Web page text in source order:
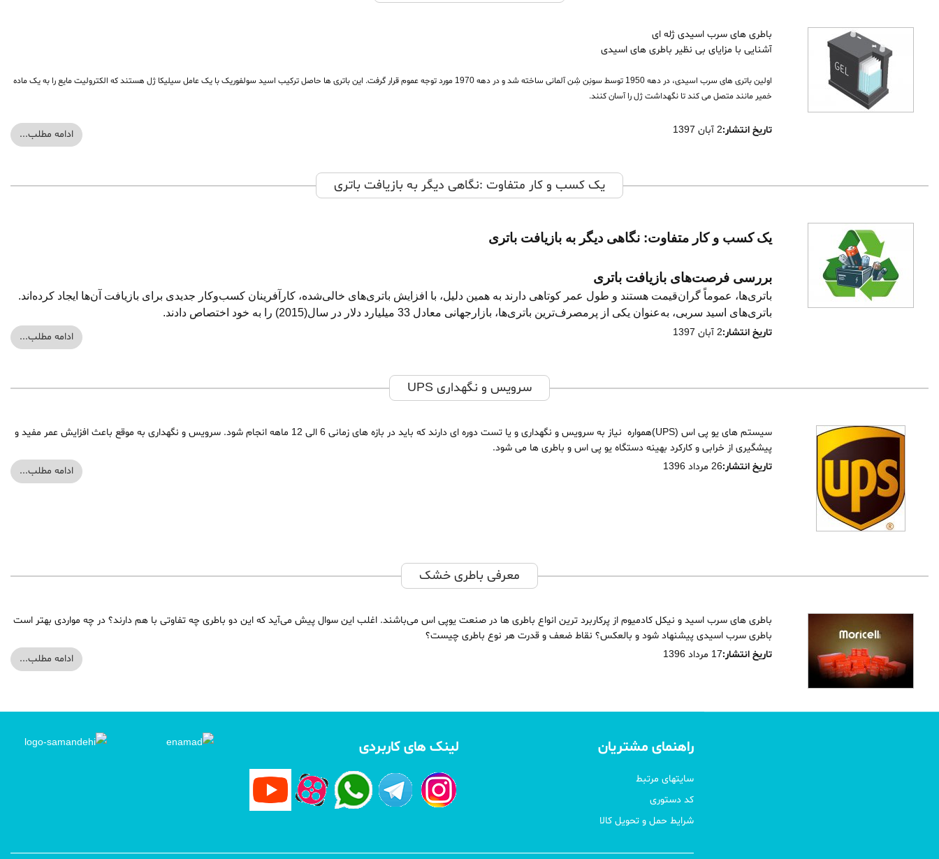
باطری های سرب اسیدی ژله ای
آشنایی با مزایای بی نظیر باطری های اسیدی
اولین باتری های سرب اسیدی، در دهه 1950 توسط سونِن شِن آلمانی ساخته شد و در دهه 1970 مورد توجه عموم قرار گرفت. این باتری ها حاصل ترکیب اسید سولفوریک با یک عامل سیلیکا ژل هستند که الکترولیت مایع را به یک ماده
خمیر مانند متصل می کند تا نگهداشت ژل را آسان کنند.
تاریخ انتشار:2 آبان 1397 ادامه مطلب...
یک کسب و کار متفاوت :نگاهی دیگر به بازیافت باتری
یک کسب و کار متفاوت: نگاهی دیگر به بازیافت باتری
بررسی فرصت‌های بازیافت باتری
باتری‌ها، عموماً گران‌قیمت هستند و طول عمر کوتاهی دارند به همین دلیل، با افزایش باتری‌های خالی‌شده، کارآفرینان کسب‌وکار جدیدی برای بازیافت آن‌ها ایجاد کرده‌اند.
باتری‌های اسید سربی، به‌عنوان یکی از پرمصرف‌ترین باتری‌ها، بازارجهانی معادل 33 میلیارد دلار در سال(2015) را به خود اختصاص دادند.
تاریخ انتشار:2 آبان 1397 ادامه مطلب...
سرویس و نگهداری UPS
سیستم های یو پی اس (UPS)همواره نیاز به سرویس و نگهداری و یا تست دوره ای دارند که باید در بازه های زمانی 6 الی 12 ماهه انجام شود. سرویس و نگهداری به موقع باعث افزایش عمر مفید و
پیشگیری از خرابی و کارکرد بهینه دستگاه یو پی اس و باطری ها می شود.
تاریخ انتشار:26 مرداد 1396 ادامه مطلب...
معرفی باطری خشک
باطری های سرب اسید و نیکل کادمیوم از پرکاربرد ترین انواع باطری ها در صنعت یوپی اس می‌باشند. اغلب این سوال پیش می‌آید که این دو باطری چه تفاوتی با هم دارند؟ در چه مواردی بهتر است
باطری سرب اسیدی پیشنهاد شود و بالعکس؟ نقاط ضعف و قدرت هر نوع باطری چیست؟
تاریخ انتشار:17 مرداد 1396 ادامه مطلب...
راهنمای مشتریان
سایتهای مرتبط
کد دستوری
شرایط حمل و تحویل کالا
لینک های کاربردی